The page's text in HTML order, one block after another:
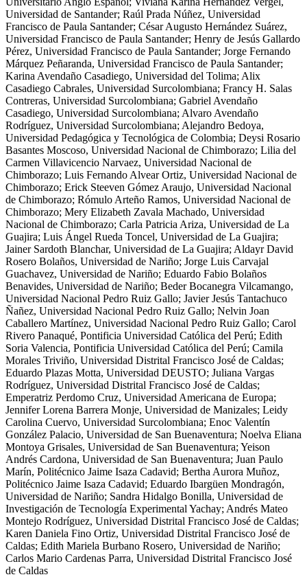
Universidad de Santander; Raúl Prada Núñez, Universidad
Francisco de Paula Santander; César Augusto Hernández Suárez,
Universidad Francisco de Paula Santander; Henry de Jesús Gallardo
Pérez, Universidad Francisco de Paula Santander; Jorge Fernando
Márquez Peñaranda, Universidad Francisco de Paula Santander;
Karina Avendaño Casadiego, Universidad del Tolima; Alix
Casadiego Cabrales, Universidad Surcolombiana; Francy H. Salas
Contreras, Universidad Surcolombiana; Gabriel Avendaño
Casadiego, Universidad Surcolombiana; Alvaro Avendaño
Rodríguez, Universidad Surcolombiana; Alejandro Bedoya,
Universidad Pedagógica y Tecnológica de Colombia; Deysi Rosario
Basantes Moscoso, Universidad Nacional de Chimborazo; Lilia del
Carmen Villavicencio Narvaez, Universidad Nacional de
Chimborazo; Luis Fernando Alvear Ortiz, Universidad Nacional de
Chimborazo; Erick Steeven Gómez Araujo, Universidad Nacional
de Chimborazo; Rómulo Arteño Ramos, Universidad Nacional de
Chimborazo; Mery Elizabeth Zavala Machado, Universidad
Nacional de Chimborazo; Carla Patricia Ariza, Universidad de La
Guajira; Luis Ángel Rueda Toncel, Universidad de La Guajira;
Jainer Sardoth Blanchar, Universidad de La Guajira; Aldayr David
Rosero Bolaños, Universidad de Nariño; Jorge Luis Carvajal
Guachavez, Universidad de Nariño; Eduardo Fabio Bolaños
Benavides, Universidad de Nariño; Beder Bocanegra Vilcamango,
Universidad Nacional Pedro Ruiz Gallo; Javier Jesús Tantachuco
Ñañez, Universidad Nacional Pedro Ruiz Gallo; Nelvin Joan
Caballero Martínez, Universidad Nacional Pedro Ruiz Gallo; Carol
Rivero Panaqué, Pontificia Universidad Católica del Perú; Edith
Soria Valencia, Pontificia Universidad Católica del Perú; Camila
Morales Triviño, Universidad Distrital Francisco José de Caldas;
Eduardo Plazas Motta, Universidad DEUSTO; Juliana Vargas
Rodríguez, Universidad Distrital Francisco José de Caldas;
Emperatriz Perdomo Cruz, Universidad Americana de Europa;
Jennifer Lorena Barrera Monje, Universidad de Manizales; Leidy
Carolina Cuervo, Universidad Surcolombiana; Enoc Valentín
González Palacio, Universidad de San Buenaventura; Noelva Eliana
Montoya Grisales, Universidad de San Buenaventura; Yeison
Andrés Cardona, Universidad de San Buenaventura; Juan Paulo
Marín, Politécnico Jaime Isaza Cadavid; Bertha Aurora Muñoz,
Politécnico Jaime Isaza Cadavid; Eduardo Ibargüen Mondragón,
Universidad de Nariño; Sandra Hidalgo Bonilla, Universidad de
Investigación de Tecnología Experimental Yachay; Andrés Mateo
Montejo Rodríguez, Universidad Distrital Francisco José de Caldas;
Karen Daniela Fino Ortiz, Universidad Distrital Francisco José de
Caldas; Edith Mariela Burbano Rosero, Universidad de Nariño;
Carlos Mario Cardenas Parra, Universidad Distrital Francisco José
de Caldas